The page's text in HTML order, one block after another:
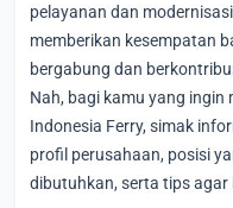
pelayanan dan
memberikan kesempatan
bergabung dan
Nah, bagi kamu yang ingin
Indonesia Ferry, simak
profil perusahaan, posisi
dibutuhkan, serta tips agar